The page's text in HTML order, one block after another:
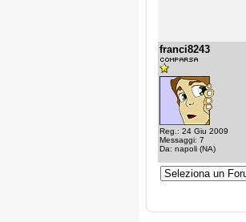
franci8243
Reg.: 24 Giu 2009
Messaggi: 7
Da: napoli (NA)